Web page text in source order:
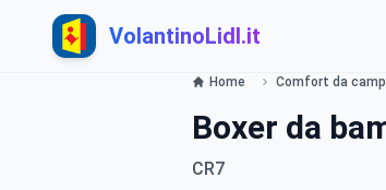
VolantinoLidl.it
Home Comfort da
Boxer da
CR7